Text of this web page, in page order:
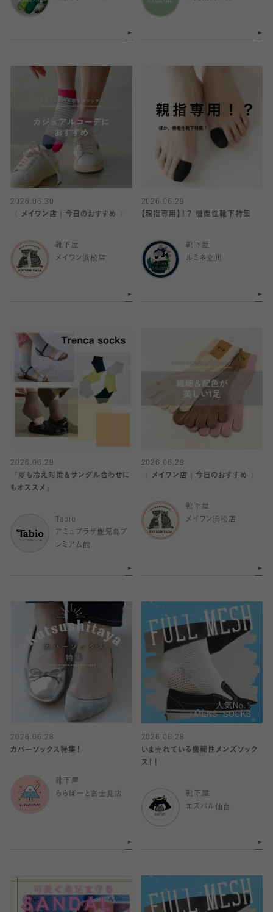
2026.06.30
〈 メイワン店｜今日のおすすめ 〉
靴下屋
メイワン浜松店
2026.06.29
【親指専用】！？ 機能性靴下特集
靴下屋
ルミネ立川
2026.06.29
『夏も冷え対策＆サンダル合わせに
もオススメ』
Tabio
アミュプラザ鹿児島プ
レミアム館
2026.06.29
〈 メイワン店｜今日のおすすめ 〉
靴下屋
メイワン浜松店
2026.06.28
カバーソックス特集！
靴下屋
ららぽーと富士見店
2026.06.28
いま売れている機能性メンズソック
ス！！
靴下屋
エスパル仙台